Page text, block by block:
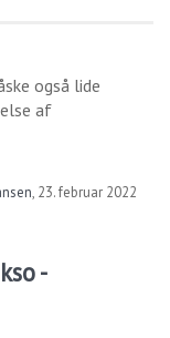
også lide
af
, 23. februar 2022
-